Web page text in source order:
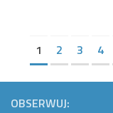
1 2 3 4
OBSERWUJ: